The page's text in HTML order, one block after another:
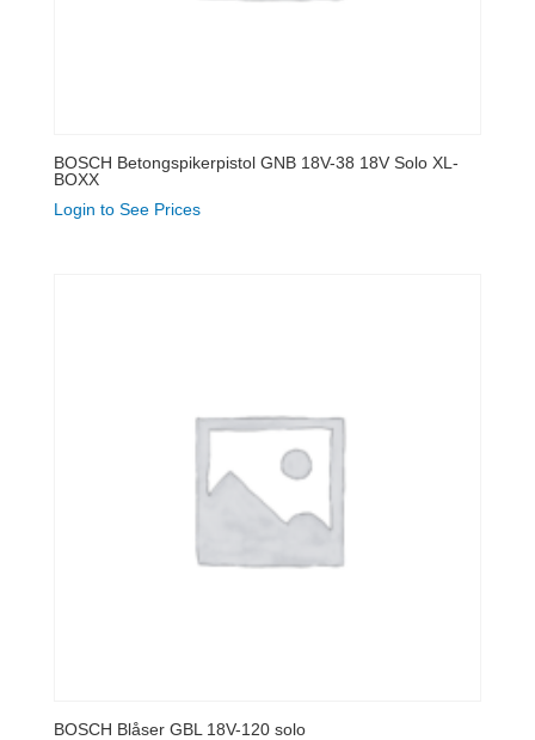
BOSCH Betongspikerpistol GNB 18V-38 18V Solo XL-
BOXX
Login to See Prices
BOSCH Blåser GBL 18V-120 solo